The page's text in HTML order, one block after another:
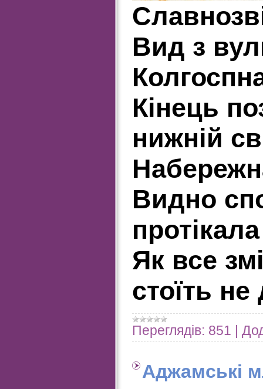
Вид з
Кінець
нижній
Видно
Як все
стоїть
Переглядів: 851
Аджамські